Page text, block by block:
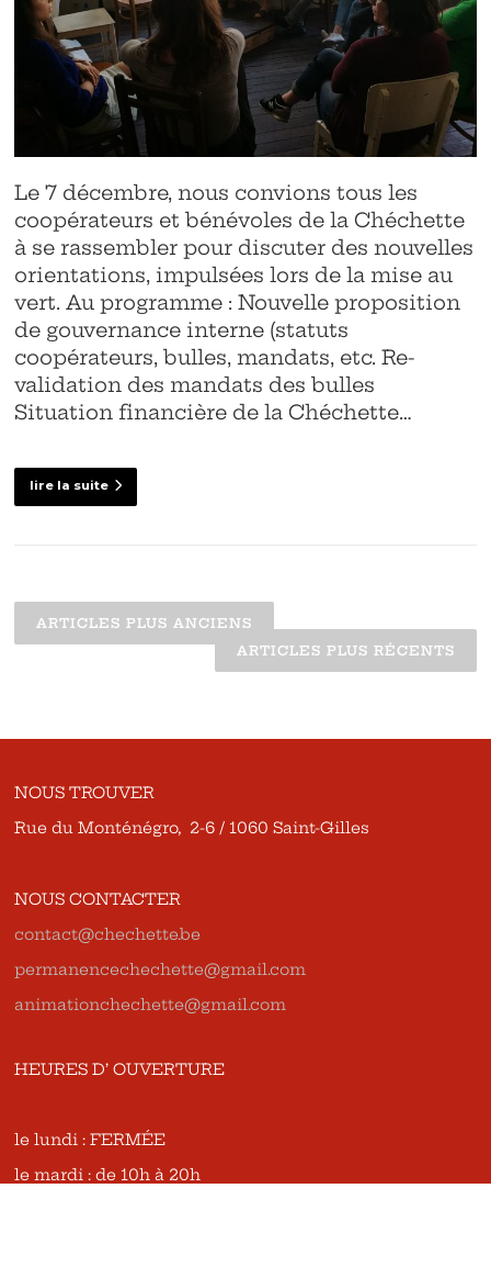
Le 7 décembre, nous convions tous les
coopérateurs et bénévoles de la Chéchette
à se rassembler pour discuter des nouvelles
orientations, impulsées lors de la mise au
vert. Au programme : Nouvelle proposition
de gouvernance interne (statuts
coopérateurs, bulles, mandats, etc. Re-
validation des mandats des bulles
Situation financière de la Chéchette…
lire la suite
des
articles
ARTICLES PLUS ANCIENS
ARTICLES PLUS RÉCENTS
NOUS TROUVER
Rue du Monténégro, 2-6 / 1060 Saint-Gilles
NOUS CONTACTER
contact@chechette.be
permanencechechette@gmail.com
animationchechette@gmail.com
HEURES D’ OUVERTURE
le lundi : FERMÉE
le mardi : de 10h à 20h